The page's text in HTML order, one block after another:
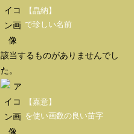
【皛納】
で珍しい名前
該当するものがありませんでし
た。
【嘉意】
を使い画数の良い苗字